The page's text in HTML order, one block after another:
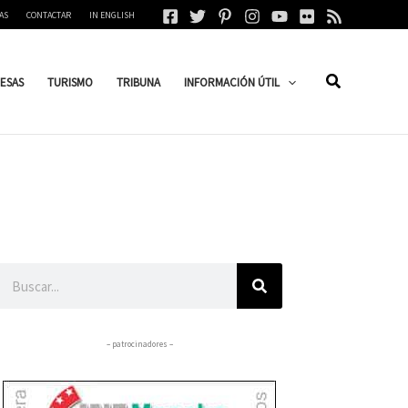
CONTACTAR IN ENGLISH
TURISMO TRIBUNA INFORMACIÓN ÚTIL
– patrocinadores –